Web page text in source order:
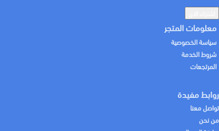
معلومات المتجر
سياسة الخصوصية
شروط الخدمة
المرتجعات
روابط مفيدة
تواصل معنا
من نحن